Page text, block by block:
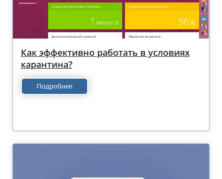
Как эффективно работать в условиях
карантина?
Подробнее